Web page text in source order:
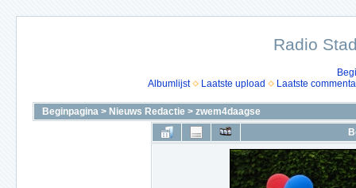
Radio
Albumlijst
Laatste upload Laatste
Beginpagina > Nieuws Redactie > zwem4daagse